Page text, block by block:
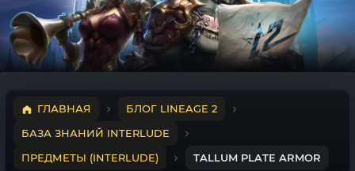
ГЛАВНАЯ
БЛОГ LINEAGE 2
БАЗА ЗНАНИЙ INTERLUDE
ПРЕДМЕТЫ (INTERLUDE)
TALLUM PLATE ARMOR